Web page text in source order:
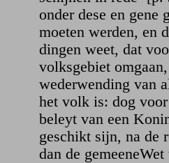
onder dese en gene
moeten werden, en
dingen weet, dat
volksgebiet
wederwending van
het volk is: dog
beleyt van een
geschikt sijn, na de
dan de